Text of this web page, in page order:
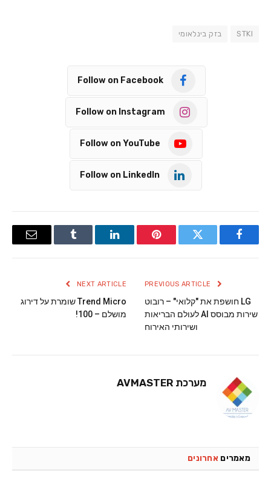
STKI בזק בינלאומי
Follow on Facebook
Follow on Instagram
Follow on YouTube
Follow on LinkedIn
Facebook
Twitter
Pinterest
LinkedIn
Tumblr
Email
LG חושפת את "קלואי" – רובוט
שירות מבוסס AI לעולם הבריאות
ושירותי האירוח
NEXT ARTICLE
Trend Micro שומרת על דירוג
מושלם – 100!
מערכת AVMASTER
מאמרים אחרונים